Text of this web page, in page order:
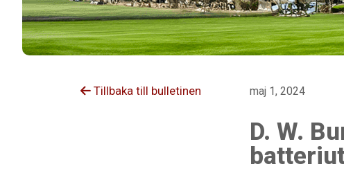
Tillbaka till bulletinen maj 1, 2024
D. W.